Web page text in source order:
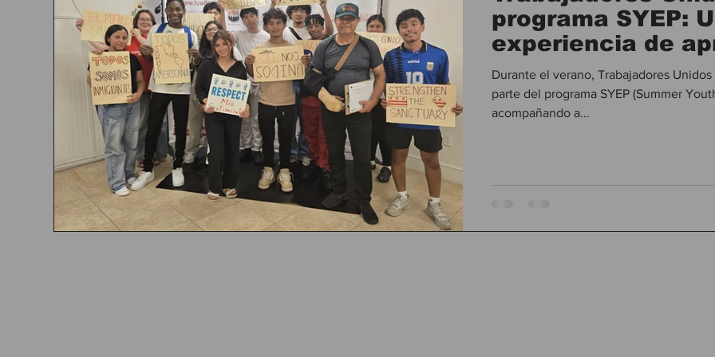
programa SYEP:
experiencia de
compromiso y
Durante el verano, Trabajadores
parte del programa SYEP (Summer
acompañando a...